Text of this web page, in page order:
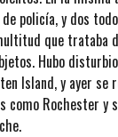
policía, y dos
que trataba
Hubo
Island, y ayer se
como Rochester y